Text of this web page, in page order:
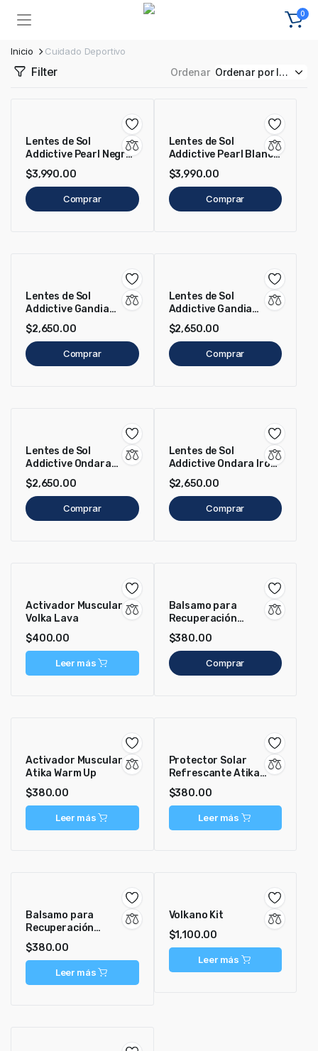
0
Inicio Cuidado Deportivo
Filter Ordenar
Lentes de Sol
Addictive Pearl Negro
Mate
$3,990.00
Comprar
Lentes de Sol
Addictive Pearl Blanco
Brillo
$3,990.00
Comprar
Lentes de Sol
Addictive Gandia
Negro/morado
$2,650.00
Comprar
Lentes de Sol
Addictive Gandia
Blanco/Naranja
$2,650.00
Comprar
Lentes de Sol
Addictive Ondara
Electric Red
$2,650.00
Comprar
Lentes de Sol
Addictive Ondara Iron
Shiny
$2,650.00
Comprar
Activador Muscular
Volka Lava
$400.00
Leer más
Balsamo para
Recuperación
Muscular Volka Kráter
$380.00
Comprar
Activador Muscular
Atika Warm Up
$380.00
Leer más
Protector Solar
Refrescante Atika
Energy Mist
$380.00
Leer más
Balsamo para
Recuperación
Muscular Atika Cool
Down
$380.00
Leer más
Volkano Kit
$1,100.00
Leer más